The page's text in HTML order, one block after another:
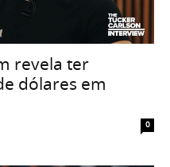
revela ter
dólares em
0